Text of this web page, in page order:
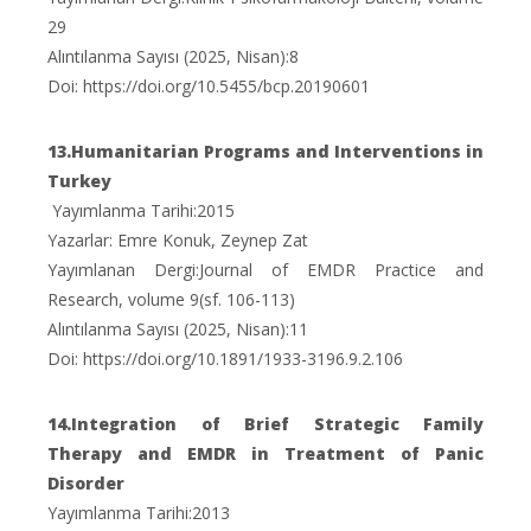
29
Alıntılanma Sayısı (2025, Nisan):8
Doi: https://doi.org/10.5455/bcp.20190601
13.Humanitarian Programs and Interventions in
Turkey
Yayımlanma Tarihi:2015
Yazarlar: Emre Konuk, Zeynep Zat
Yayımlanan Dergi:Journal of EMDR Practice and
Research, volume 9(sf. 106-113)
Alıntılanma Sayısı (2025, Nisan):11
Doi: https://doi.org/10.1891/1933-3196.9.2.106
14.Integration of Brief Strategic Family
Therapy and EMDR in Treatment of Panic
Disorder
Yayımlanma Tarihi:2013